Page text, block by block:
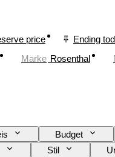
price Ending
Marke Rosenthal
Budget
Stil